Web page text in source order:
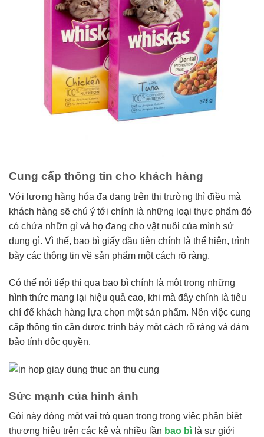
Cung cấp thông tin cho khách hàng
Với lượng hàng hóa đa dạng trên thị trường thì điều mà
khách hàng sẽ chú ý tới chính là những loại thực phẩm đó
có chứa nhữn gì và họ đang cho vật nuôi của mình sử
dụng gì. Vì thế, bao bì giấy đầu tiên chính là thể hiện, trình
bày các thông tin về sản phẩm một cách rõ ràng.
Có thế nói tiếp thị qua bao bì chính là một trong những
hình thức mang lại hiệu quả cao, khi mà đây chính là tiêu
chí để khách hàng lựa chọn một sản phẩm. Nên việc cung
cấp thông tin cần được trình bày một cách rõ ràng và đảm
bảo tính độc quyền.
Sức mạnh của hình ảnh
Gói này đóng một vai trò quan trọng trong việc phân biệt
thương hiệu trên các kệ và nhiều lần bao bì là sự giới